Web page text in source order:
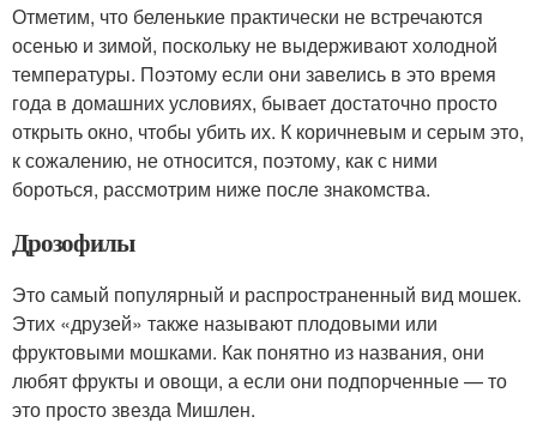
Отметим, что беленькие практически не встречаются
осенью и зимой, поскольку не выдерживают холодной
температуры. Поэтому если они завелись в это время
года в домашних условиях, бывает достаточно просто
открыть окно, чтобы убить их. К коричневым и серым это,
к сожалению, не относится, поэтому, как с ними
бороться, рассмотрим ниже после знакомства.
Дрозофилы
Это самый популярный и распространенный вид мошек.
Этих «друзей» также называют плодовыми или
фруктовыми мошками. Как понятно из названия, они
любят фрукты и овощи, а если они подпорченные — то
это просто звезда Мишлен.